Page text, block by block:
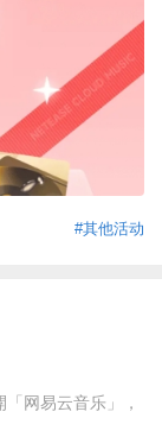
#其他活动
网易云音乐」，